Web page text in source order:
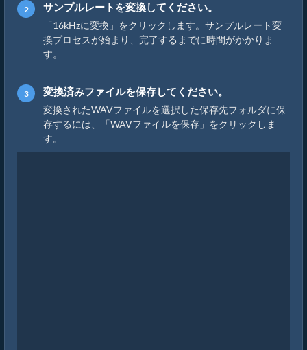
サンプルレートを変換してください。
「16kHzに変換」をクリックします。サンプルレート変
換プロセスが始まり、完了するまでに時間がかかりま
す。
変換済みファイルを保存してください。
変換されたWAVファイルを選択した保存先フォルダに保
存するには、「WAVファイルを保存」をクリックしま
す。